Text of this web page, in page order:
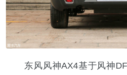
东风风神AX4基于风神